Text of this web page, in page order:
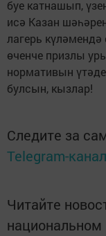
буе катнашып,
исә Казан
лагерь
өченче призлы
нормативын
булсын, кызлар!
Следите за
Telegram-
Читайте